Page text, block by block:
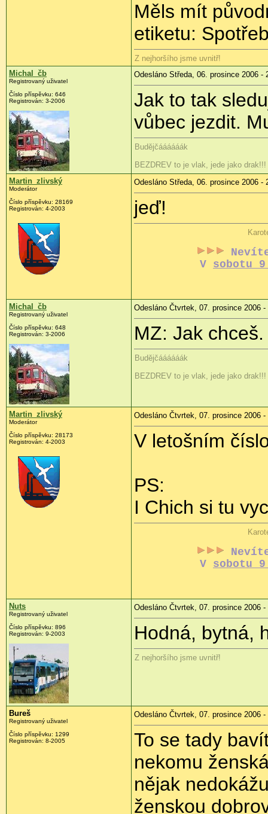
Měls mít
etiketu:
Z nejhoršího jsme uvnitř!
Michal_čb
Registrovaný uživatel
Číslo příspěvku: 646
Registrován: 3-2006
Odesláno Středa, 06. prosince 2006 -
Jak to tak
vůbec jezdit.
Budějčáááááák
BEZDREV to je vlak, jede jako drak!!!
Martin_zlivský
Moderátor
Číslo příspěvku: 28169
Registrován: 4-2003
Odesláno Středa, 06. prosince 2006 -
jeď!
V sobotu
Michal_čb
Registrovaný uživatel
Číslo příspěvku: 648
Registrován: 3-2006
Odesláno Čtvrtek, 07. prosince 2006 -
MZ: Jak
Budějčáááááák
BEZDREV to je vlak, jede jako drak!!!
Martin_zlivský
Moderátor
Číslo příspěvku: 28173
Registrován: 4-2003
Odesláno Čtvrtek, 07. prosince 2006 -
V letošním
PS:
I Chich si tu
V sobotu
Nuts
Registrovaný uživatel
Číslo příspěvku: 896
Registrován: 9-2003
Odesláno Čtvrtek, 07. prosince 2006 -
Hodná, bytná,
Z nejhoršího jsme uvnitř!
Bureš
Registrovaný uživatel
Číslo příspěvku: 1299
Registrován: 8-2005
Odesláno Čtvrtek, 07. prosince 2006 -
To se tady
nekomu
nějak
ženskou